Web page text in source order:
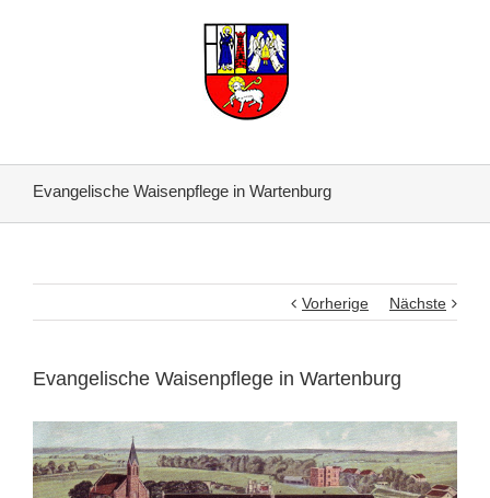
Evangelische Waisenpflege in Wartenburg
Vorherige Nächste
Evangelische Waisenpflege in Wartenburg